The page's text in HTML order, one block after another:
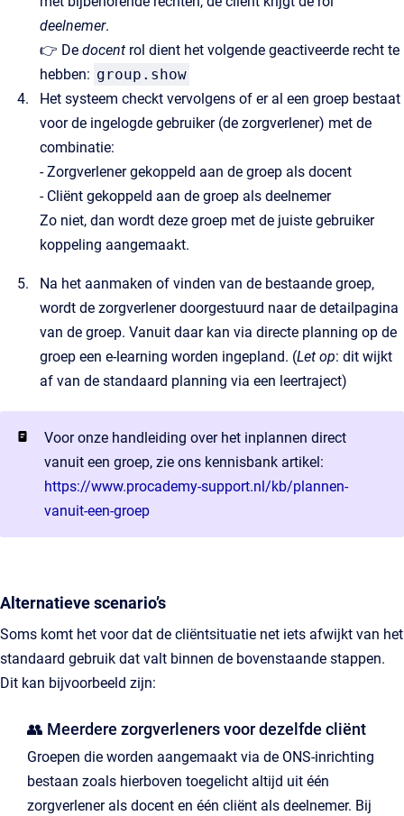
deelnemer.
👉 De docent rol dient het volgende geactiveerde recht te
hebben: group.show
Het systeem checkt vervolgens of er al een groep bestaat
voor de ingelogde gebruiker (de zorgverlener) met de
combinatie:
- Zorgverlener gekoppeld aan de groep als docent
- Cliënt gekoppeld aan de groep als deelnemer
Zo niet, dan wordt deze groep met de juiste gebruiker
koppeling aangemaakt.
Na het aanmaken of vinden van de bestaande groep,
wordt de zorgverlener doorgestuurd naar de detailpagina
van de groep. Vanuit daar kan via directe planning op de
groep een e-learning worden ingepland. (Let op: dit wijkt
af van de standaard planning via een leertraject)
Voor onze handleiding over het inplannen direct
vanuit een groep, zie ons kennisbank artikel:
https://www.procademy-support.nl/kb/plannen-
vanuit-een-groep
Alternatieve scenario’s
Soms komt het voor dat de cliëntsituatie net iets afwijkt van het
standaard gebruik dat valt binnen de bovenstaande stappen.
Dit kan bijvoorbeeld zijn:
👥 Meerdere zorgverleners voor dezelfde cliënt
Groepen die worden aangemaakt via de ONS-inrichting
bestaan zoals hierboven toegelicht altijd uit één
zorgverlener als docent en één cliënt als deelnemer. Bij